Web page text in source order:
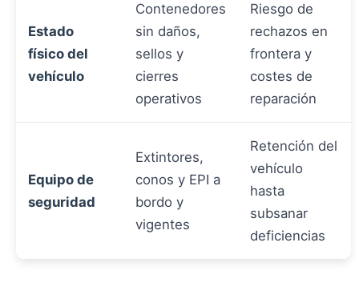
Estado
físico del
vehículo
Contenedores
sin daños,
sellos y
cierres
operativos
Riesgo de
rechazos en
frontera y
costes de
reparación
Equipo de
seguridad
Extintores,
conos y EPI a
bordo y
vigentes
Retención del
vehículo
hasta
subsanar
deficiencias